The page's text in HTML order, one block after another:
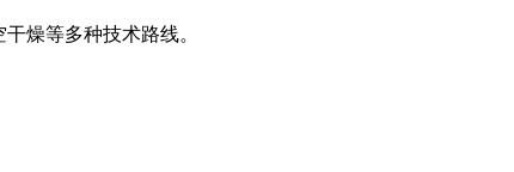
燥等多种技术路线。